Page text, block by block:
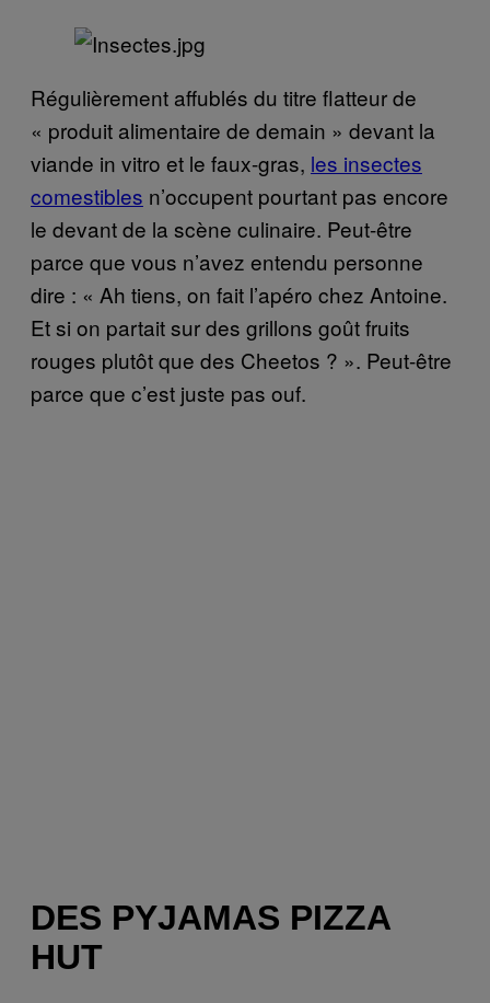
Régulièrement affublés du titre flatteur de
« produit alimentaire de demain » devant la
viande in vitro et le faux-gras, les insectes
comestibles n’occupent pourtant pas encore
le devant de la scène culinaire. Peut-être
parce que vous n’avez entendu personne
dire : « Ah tiens, on fait l’apéro chez Antoine.
Et si on partait sur des grillons goût fruits
rouges plutôt que des Cheetos ? ». Peut-être
parce que c’est juste pas ouf.
DES PYJAMAS PIZZA
HUT